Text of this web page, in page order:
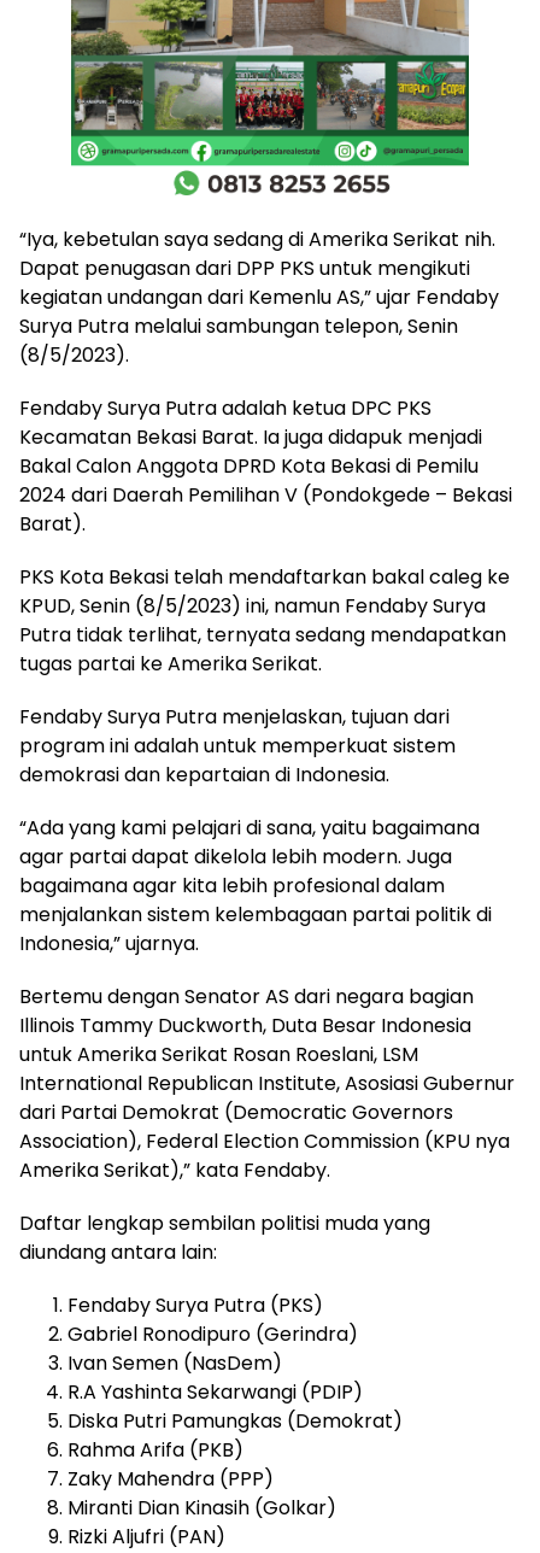
“Iya, kebetulan saya sedang di Amerika Serikat nih.
Dapat penugasan dari DPP PKS untuk mengikuti
kegiatan undangan dari Kemenlu AS,” ujar Fendaby
Surya Putra melalui sambungan telepon, Senin
(8/5/2023).
Fendaby Surya Putra adalah ketua DPC PKS
Kecamatan Bekasi Barat. Ia juga didapuk menjadi
Bakal Calon Anggota DPRD Kota Bekasi di Pemilu
2024 dari Daerah Pemilihan V (Pondokgede – Bekasi
Barat).
PKS Kota Bekasi telah mendaftarkan bakal caleg ke
KPUD, Senin (8/5/2023) ini, namun Fendaby Surya
Putra tidak terlihat, ternyata sedang mendapatkan
tugas partai ke Amerika Serikat.
Fendaby Surya Putra menjelaskan, tujuan dari
program ini adalah untuk memperkuat sistem
demokrasi dan kepartaian di Indonesia.
“Ada yang kami pelajari di sana, yaitu bagaimana
agar partai dapat dikelola lebih modern. Juga
bagaimana agar kita lebih profesional dalam
menjalankan sistem kelembagaan partai politik di
Indonesia,” ujarnya.
Bertemu dengan Senator AS dari negara bagian
Illinois Tammy Duckworth, Duta Besar Indonesia
untuk Amerika Serikat Rosan Roeslani, LSM
International Republican Institute, Asosiasi Gubernur
dari Partai Demokrat (Democratic Governors
Association), Federal Election Commission (KPU nya
Amerika Serikat),” kata Fendaby.
Daftar lengkap sembilan politisi muda yang
diundang antara lain:
Fendaby Surya Putra (PKS)
Gabriel Ronodipuro (Gerindra)
Ivan Semen (NasDem)
R.A Yashinta Sekarwangi (PDIP)
Diska Putri Pamungkas (Demokrat)
Rahma Arifa (PKB)
Zaky Mahendra (PPP)
Miranti Dian Kinasih (Golkar)
Rizki Aljufri (PAN)